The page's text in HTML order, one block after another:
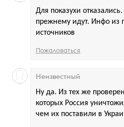
Для показухи
прежнему идут. Инфо из
источников
Пожаловаться
Ну да. Из тех же
которых Россия
чем их поставили в
Неизвестный